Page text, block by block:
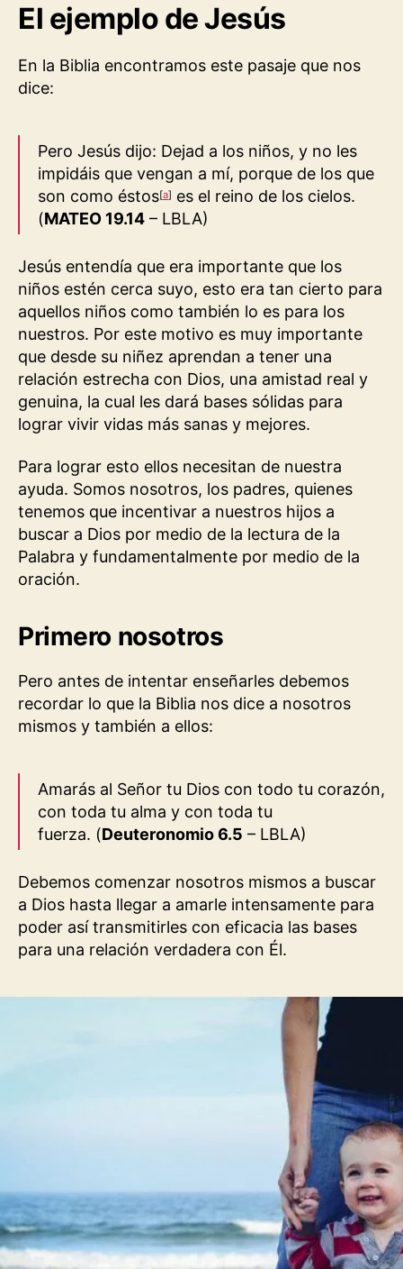
El ejemplo de Jesús
En la Biblia encontramos este pasaje que nos
dice:
Pero Jesús dijo: Dejad a los niños, y no les
impidáis que vengan a mí, porque de los que
son como éstos[a] es el reino de los cielos.
(MATEO 19.14 – LBLA)
Jesús entendía que era importante que los
niños estén cerca suyo, esto era tan cierto para
aquellos niños como también lo es para los
nuestros. Por este motivo es muy importante
que desde su niñez aprendan a tener una
relación estrecha con Dios, una amistad real y
genuina, la cual les dará bases sólidas para
lograr vivir vidas más sanas y mejores.
Para lograr esto ellos necesitan de nuestra
ayuda. Somos nosotros, los padres, quienes
tenemos que incentivar a nuestros hijos a
buscar a Dios por medio de la lectura de la
Palabra y fundamentalmente por medio de la
oración.
Primero nosotros
Pero antes de intentar enseñarles debemos
recordar lo que la Biblia nos dice a nosotros
mismos y también a ellos:
Amarás al Señor tu Dios con todo tu corazón,
con toda tu alma y con toda tu
fuerza. (Deuteronomio 6.5 – LBLA)
Debemos comenzar nosotros mismos a buscar
a Dios hasta llegar a amarle intensamente para
poder así transmitirles con eficacia las bases
para una relación verdadera con Él.